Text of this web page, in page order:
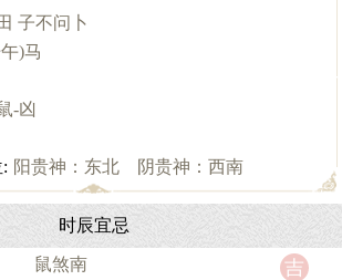
子不问卜
)马
-凶
阳贵神：东北 阴贵神：西南
时辰宜忌
鼠煞南
吉